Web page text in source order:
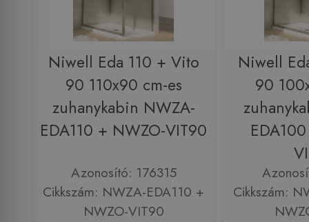
Niwell Eda 110 + Vito
90 110x90 cm-es
zuhanykabin NWZA-
EDA110 + NWZO-VIT90
Azonosító: 176315
Cikkszám: NWZA-EDA110 +
NWZO-VIT90
Niwell
90
Cikkszám: